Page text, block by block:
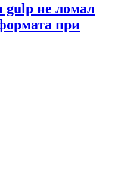
gulp не ломал
при